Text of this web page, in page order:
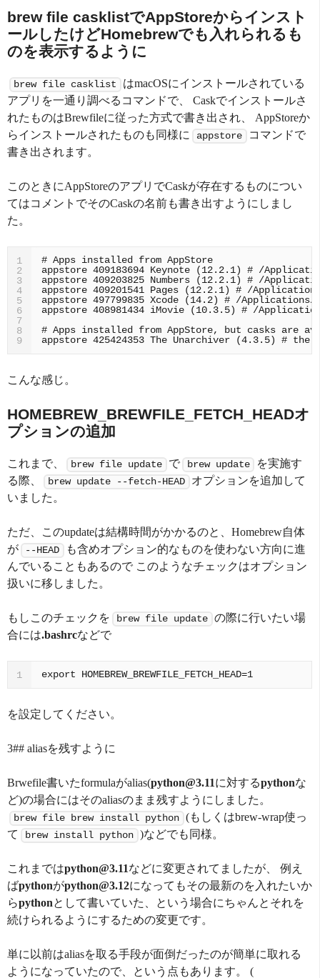
brew file casklistでAppStoreからインスト
ールしたけどHomebrewでも入れられるも
のを表示するように
brew file casklist
はmacOSにインストールされている
アプリを一通り調べるコマンドで、 Caskでインストールさ
れたものはBrewfileに従った方式で書き出され、 AppStoreか
らインストールされたものも同様に
appstore
コマンドで
書き出されます。
このときにAppStoreのアプリでCaskが存在するものについ
てはコメントでそのCaskの名前も書き出すようにしまし
た。
1
2
3
4
5
6
7
8
9
appstore 425424353 The Unarchiver (4.3.5) #
こんな感じ。
HOMEBREW_BREWFILE_FETCH_HEADオ
プションの追加
これまで、 brew file update で brew update
を実施す
る際、
brew update --fetch-HEAD
オプションを追加して
いました。
ただ、このupdateは結構時間がかかるのと、Homebrew自体
が
--HEAD
も含めオプション的なものを使わない方向に進
んでいることもあるので このようなチェックはオプション
扱いに移しました。
もしこのチェックを brew file update の際に行いたい場
合には.bashrcなどで
1 export HOMEBREW_BREWFILE_FETCH_HEAD=1
を設定してください。
3## aliasを残すように
Brwefile書いたformulaがalias(python@3.11に対するpythonな
ど)の場合にはそのaliasのまま残すようにしました。
brew file brew install python (もしくはbrew-wrap使っ
て
brew install python )などでも同様。
これまではpython@3.11などに変更されてましたが、 例え
ばpythonがpython@3.12になってもその最新のを入れたいか
らpythonとして書いていた、という場合にちゃんとそれを
続けられるようにするための変更です。
単に以前はaliasを取る手段が面倒だったのが簡単に取れる
ようになっていたので、という点もあります。 (